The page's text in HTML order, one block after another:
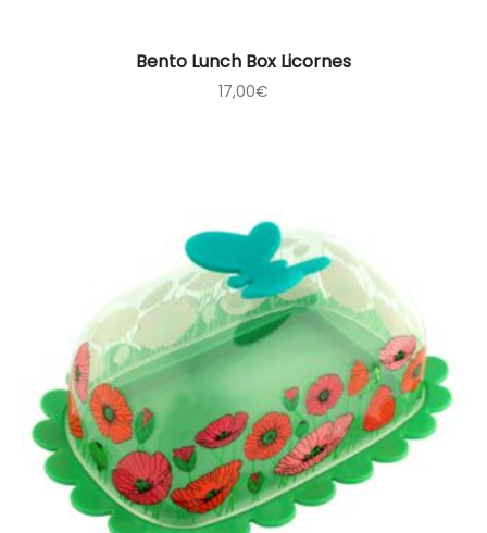
Bento Lunch Box Licornes
17,00€